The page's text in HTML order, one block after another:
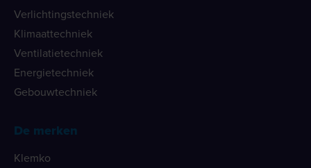
Verlichtingstechniek
Klimaattechniek
Ventilatietechniek
Energietechniek
Gebouwtechniek
De merken
Klemko